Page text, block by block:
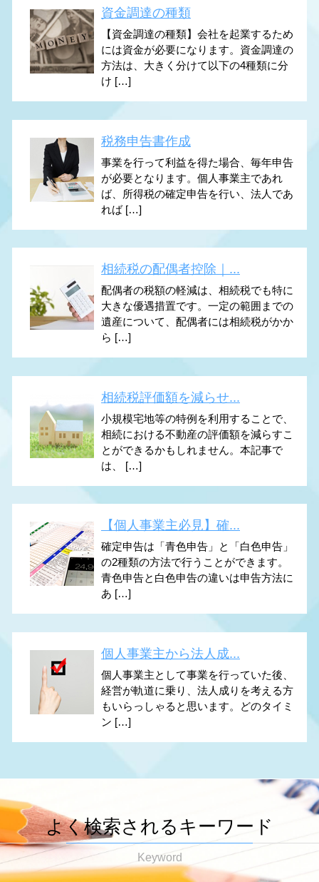
資金調達の種類
【資金調達の種類】会社を起業するため
には資金が必要になります。資金調達の
方法は、大きく分けて以下の4種類に分
け […]
税務申告書作成
事業を行って利益を得た場合、毎年申告
が必要となります。個人事業主であれ
ば、所得税の確定申告を行い、法人であ
れば […]
相続税の配偶者控除｜...
配偶者の税額の軽減は、相続税でも特に
大きな優遇措置です。一定の範囲までの
遺産について、配偶者には相続税がかか
ら […]
相続税評価額を減らせ...
小規模宅地等の特例を利用することで、
相続における不動産の評価額を減らすこ
とができるかもしれません。本記事で
は、 […]
【個人事業主必見】確...
確定申告は「青色申告」と「白色申告」
の2種類の方法で行うことができます。
青色申告と白色申告の違いは申告方法に
あ […]
個人事業主から法人成...
個人事業主として事業を行っていた後、
経営が軌道に乗り、法人成りを考える方
もいらっしゃると思います。どのタイミ
ン […]
よく検索されるキーワード
Keyword